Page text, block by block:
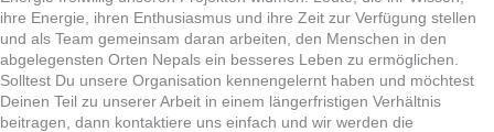
ihre Energie, ihren Enthusiasmus und ihre Zeit zur Verfügung stellen
und als Team gemeinsam daran arbeiten, den Menschen in den
abgelegensten Orten Nepals ein besseres Leben zu ermöglichen.
Solltest Du unsere Organisation kennengelernt haben und möchtest
Deinen Teil zu unserer Arbeit in einem längerfristigen Verhältnis
beitragen, dann kontaktiere uns einfach und wir werden die